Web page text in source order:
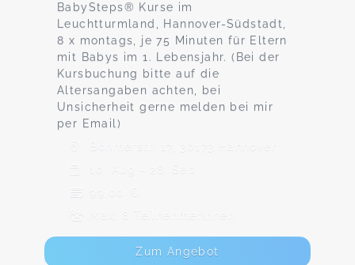
BabySteps® Kurse im
Leuchtturmland, Hannover-Südstadt,
8 x montags, je 75 Minuten für Eltern
mit Babys im 1. Lebensjahr. (Bei der
Kursbuchung bitte auf die
Altersangaben achten, bei
Unsicherheit gerne melden bei mir
per Email)
Böhmerstr. 17, 30173 Hannover
10. Aug - 28. Sep
99,00 €
Max. 8 TeilnehmerInnen
Zum Angebot